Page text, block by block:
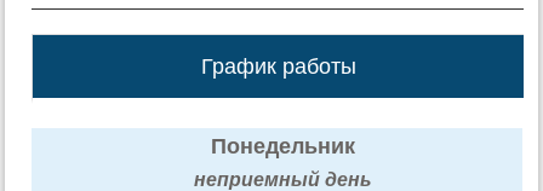
График работы
Понедельник
неприемный день